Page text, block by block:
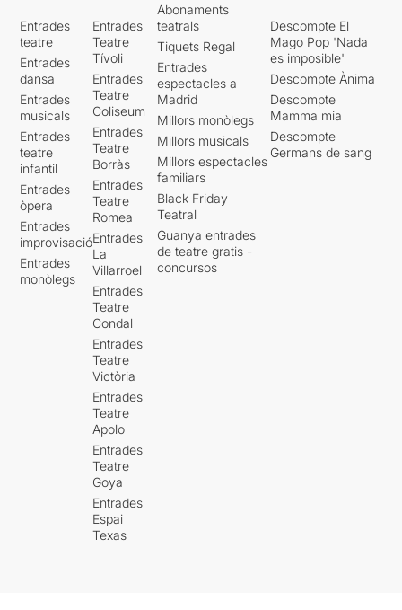
Entrades
teatre
Entrades
dansa
Entrades
musicals
Entrades
teatre
infantil
Entrades
òpera
Entrades
improvisació
Entrades
monòlegs
Entrades
Teatre
Tívoli
Entrades
Teatre
Coliseum
Entrades
Teatre
Borràs
Entrades
Teatre
Romea
Entrades
La
Villarroel
Entrades
Teatre
Condal
Entrades
Teatre
Victòria
Entrades
Teatre
Apolo
Entrades
Teatre
Goya
Entrades
Espai
Texas
Abonaments
teatrals
Tiquets Regal
Entrades
espectacles a
Madrid
Millors monòlegs
Millors musicals
Millors espectacles
familiars
Black Friday
Teatral
Guanya entrades
de teatre gratis -
concursos
Descompte El
Mago Pop 'Nada
es imposible'
Descompte Ànima
Descompte
Mamma mia
Descompte
Germans de sang